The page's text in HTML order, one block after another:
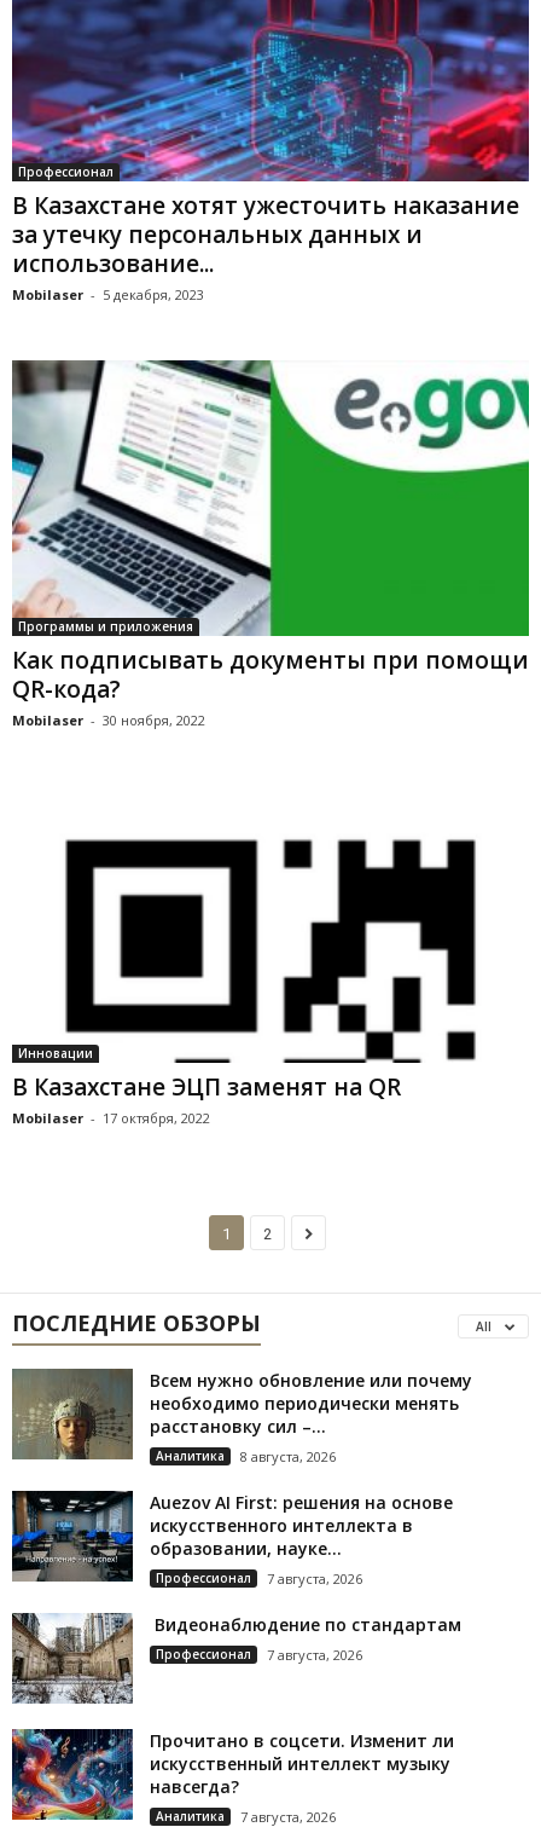
Профессионал
В Казахстане хотят ужесточить наказание
за утечку персональных данных и
использование...
Mobilaser - 5 декабря, 2023
Программы и приложения
Как подписывать документы при помощи
QR-кода?
Mobilaser - 30 ноября, 2022
Инновации
В Казахстане ЭЦП заменят на QR
Mobilaser - 17 октября, 2022
1 2
ПОСЛЕДНИЕ ОБЗОРЫ All
Всем нужно обновление или почему
необходимо периодически менять
расстановку сил –...
Аналитика 8 августа, 2026
Auezov AI First: решения на основе
искусственного интеллекта в
образовании, науке...
Профессионал 7 августа, 2026
Видеонаблюдение по стандартам
Профессионал 7 августа, 2026
Прочитано в соцсети. Изменит ли
искусственный интеллект музыку
навсегда?
Аналитика 7 августа, 2026